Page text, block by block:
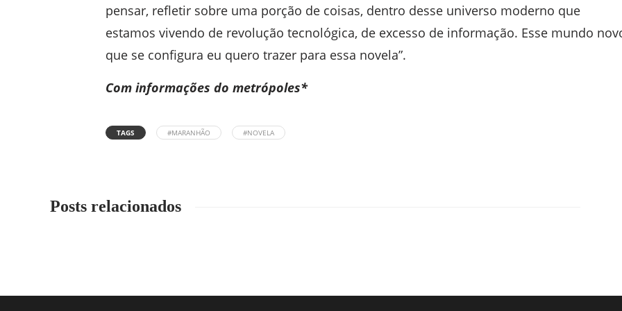
pensar, refletir sobre uma porção de coisas, dentro desse universo moderno que
estamos vivendo de revolução tecnológica, de excesso de informação. Esse mundo
que se configura eu quero trazer para essa novela”.
Com informações do metrópoles*
TAGS #MARANHÃO #NOVELA
Posts relacionados